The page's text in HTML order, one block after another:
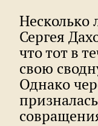
Несколько
Сергея
что тот в
свою
Однако